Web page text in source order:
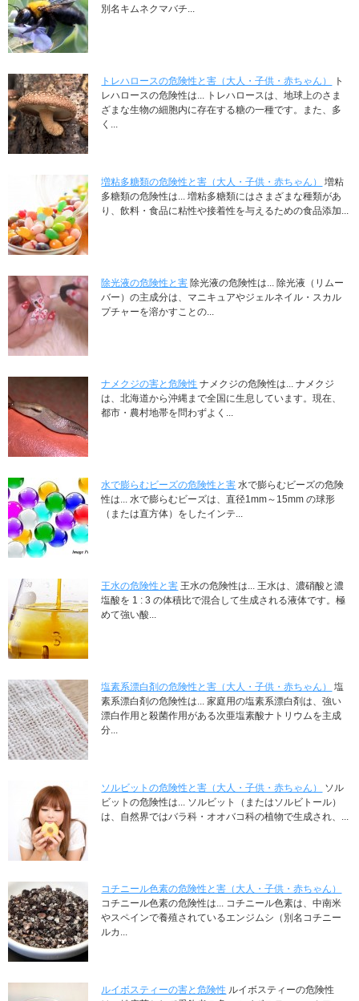
別名キムネクマバチ...
トレハロースの危険性と害（大人・子供・赤ちゃん）
ト
レハロースの危険性は... トレハロースは、地球上のさま
ざまな生物の細胞内に存在する糖の一種です。また、多
く...
増粘多糖類の危険性と害（大人・子供・赤ちゃん）
増粘
多糖類の危険性は... 増粘多糖類にはさまざまな種類があ
り、飲料・食品に粘性や接着性を与えるための食品添加...
除光液の危険性と害 除光液の危険性は... 除光液（リムー
バー）の主成分は、マニキュアやジェルネイル・スカル
プチャーを溶かすことの...
ナメクジの害と危険性 ナメクジの危険性は... ナメクジ
は、北海道から沖縄まで全国に生息しています。現在、
都市・農村地帯を問わずよく...
水で膨らむビーズの危険性と害 水で膨らむビーズの危険
性は... 水で膨らむビーズは、直径1mm～15mm の球形
（または直方体）をしたインテ...
王水の危険性と害 王水の危険性は... 王水は、濃硝酸と濃
塩酸を 1 : 3 の体積比で混合して生成される液体です。極
めて強い酸...
塩素系漂白剤の危険性と害（大人・子供・赤ちゃん）
塩
素系漂白剤の危険性は... 家庭用の塩素系漂白剤は、強い
漂白作用と殺菌作用がある次亜塩素酸ナトリウムを主成
分...
ソルビットの危険性と害（大人・子供・赤ちゃん）
ソル
ビットの危険性は... ソルビット（またはソルビトール）
は、自然界ではバラ科・オオバコ科の植物で生成され、...
コチニール色素の危険性と害（大人・子供・赤ちゃん）
コチニール色素の危険性は... コチニール色素は、中南米
やスペインで養殖されているエンジムシ（別名コチニー
ルカ...
ルイボスティーの害と危険性 ルイボスティーの危険性